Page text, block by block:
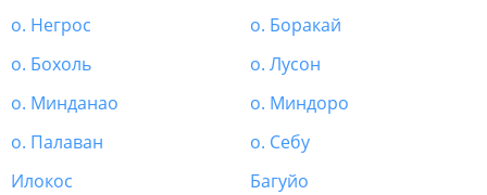
о. Негрос
о. Боракай
о. Бохоль
о. Лусон
о. Минданао
о. Миндоро
о. Палаван
о. Себу
Илокос
Багуйо